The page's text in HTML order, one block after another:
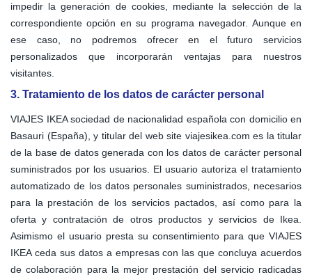
impedir la generación de cookies, mediante la selección de la
correspondiente opción en su programa navegador. Aunque en
ese caso, no podremos ofrecer en el futuro servicios
personalizados que incorporarán ventajas para nuestros
visitantes.
3. Tratamiento de los datos de carácter personal
VIAJES IKEA sociedad de nacionalidad española con domicilio en
Basauri (España), y titular del web site viajesikea.com es la titular
de la base de datos generada con los datos de carácter personal
suministrados por los usuarios. El usuario autoriza el tratamiento
automatizado de los datos personales suministrados, necesarios
para la prestación de los servicios pactados, así como para la
oferta y contratación de otros productos y servicios de Ikea.
Asimismo el usuario presta su consentimiento para que VIAJES
IKEA ceda sus datos a empresas con las que concluya acuerdos
de colaboración para la mejor prestación del servicio radicadas